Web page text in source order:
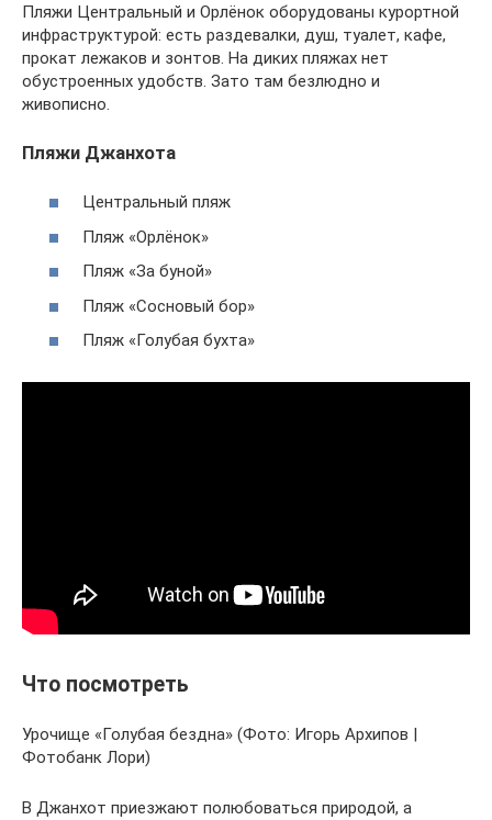
Пляжи Центральный и Орлёнок оборудованы курортной
инфраструктурой: есть раздевалки, душ, туалет, кафе,
прокат лежаков и зонтов. На диких пляжах нет
обустроенных удобств. Зато там безлюдно и
живописно.
Пляжи Джанхота
Центральный пляж
Пляж «Орлёнок»
Пляж «За буной»
Пляж «Сосновый бор»
Пляж «Голубая бухта»
Что посмотреть
Урочище «Голубая бездна» (Фото: Игорь Архипов |
Фотобанк Лори)
В Джанхот приезжают полюбоваться природой, а